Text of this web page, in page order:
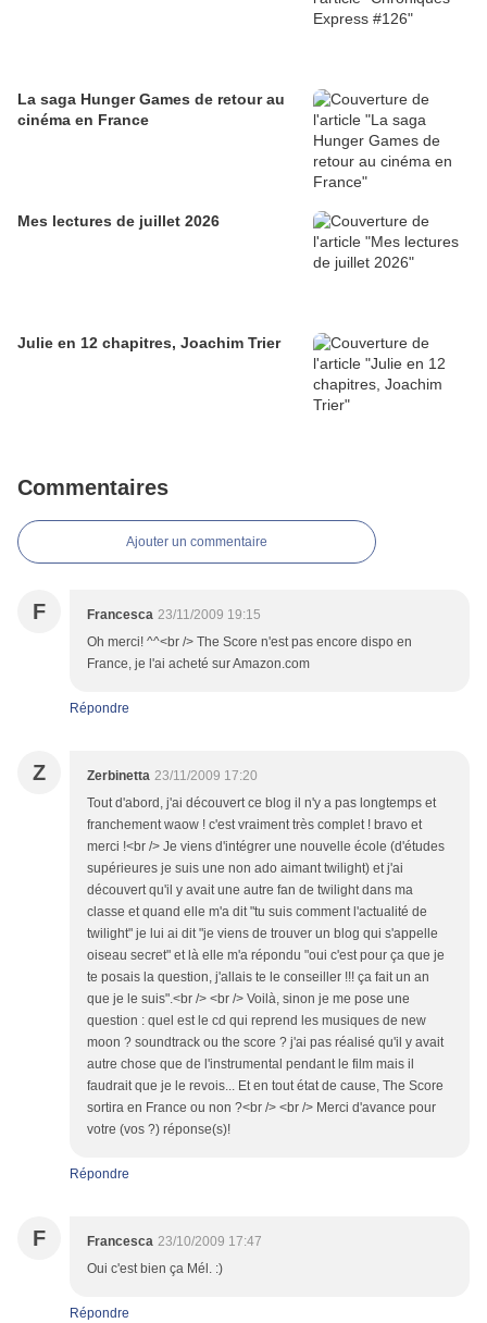
La saga Hunger Games de retour au
cinéma en France
Mes lectures de juillet 2026
Julie en 12 chapitres, Joachim Trier
Commentaires
Ajouter un commentaire
F Francesca 23/11/2009 19:15
Oh merci! ^^<br /> The Score n'est pas encore dispo en
France, je l'ai acheté sur Amazon.com
Répondre
Z Zerbinetta 23/11/2009 17:20
Tout d'abord, j'ai découvert ce blog il n'y a pas longtemps et
franchement waow ! c'est vraiment très complet ! bravo et
merci !<br /> Je viens d'intégrer une nouvelle école (d'études
supérieures je suis une non ado aimant twilight) et j'ai
découvert qu'il y avait une autre fan de twilight dans ma
classe et quand elle m'a dit "tu suis comment l'actualité de
twilight" je lui ai dit "je viens de trouver un blog qui s'appelle
oiseau secret" et là elle m'a répondu "oui c'est pour ça que je
te posais la question, j'allais te le conseiller !!! ça fait un an
que je le suis".<br /> <br /> Voilà, sinon je me pose une
question : quel est le cd qui reprend les musiques de new
moon ? soundtrack ou the score ? j'ai pas réalisé qu'il y avait
autre chose que de l'instrumental pendant le film mais il
faudrait que je le revois... Et en tout état de cause, The Score
sortira en France ou non ?<br /> <br /> Merci d'avance pour
votre (vos ?) réponse(s)!
Répondre
F Francesca 23/10/2009 17:47
Oui c'est bien ça Mél. :)
Répondre